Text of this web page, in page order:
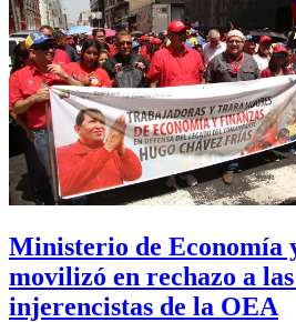
Ministerio de Economía
movilizó en rechazo a
injerencistas de la OEA